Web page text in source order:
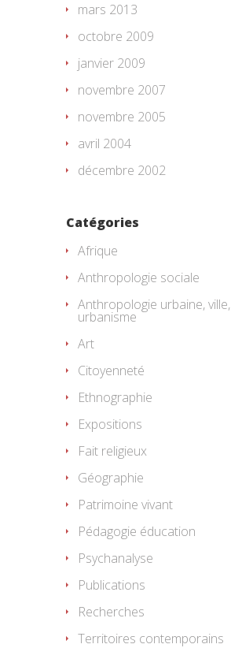
mars 2013
octobre 2009
janvier 2009
novembre 2007
novembre 2005
avril 2004
décembre 2002
Catégories
Afrique
Anthropologie sociale
Anthropologie urbaine, ville,
urbanisme
Art
Citoyenneté
Ethnographie
Expositions
Fait religieux
Géographie
Patrimoine vivant
Pédagogie éducation
Psychanalyse
Publications
Recherches
Territoires contemporains